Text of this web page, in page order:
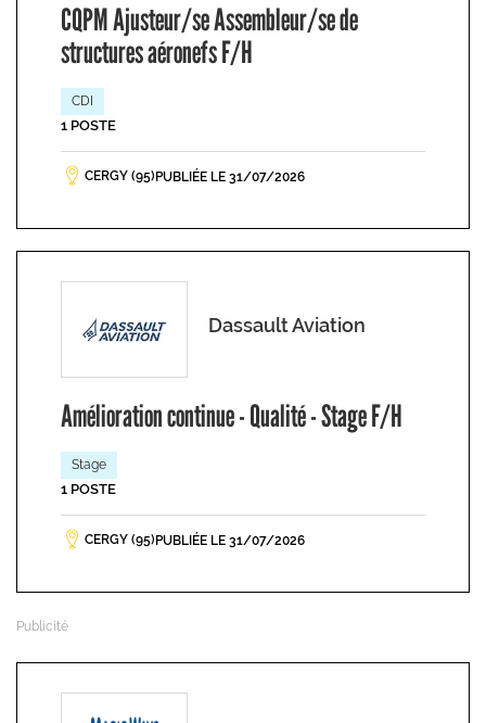
CQPM Ajusteur/se Assembleur/se de
structures aéronefs F/H
CDI
1 POSTE
CERGY (95) PUBLIÉE LE 31/07/2026
Dassault Aviation
Amélioration continue - Qualité - Stage F/H
Stage
1 POSTE
CERGY (95) PUBLIÉE LE 31/07/2026